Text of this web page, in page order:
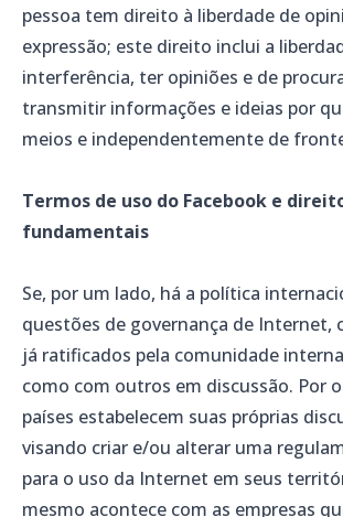
pessoa tem direito à liberdade de
expressão; este direito inclui a
interferência, ter opiniões e de
transmitir informações e ideias por
meios e independentemente de
Termos de uso do Facebook e
fundamentais
Se, por um lado, há a política
questões de governança de Internet,
já ratificados pela comunidade
como com outros em discussão. Por
países estabelecem suas próprias
visando criar e/ou alterar uma
para o uso da Internet em seus
mesmo acontece com as empresas